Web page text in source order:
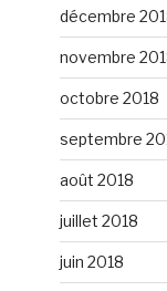
décembre
novembre
octobre 2018
septembre
août 2018
juillet 2018
juin 2018